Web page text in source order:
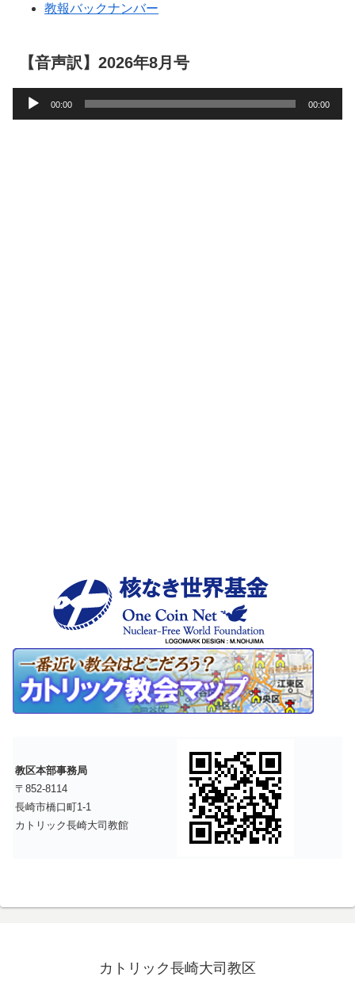
教報バックナンバー
【音声訳】2026年8月号
声
00:00 00:00
教区本部事務局
〒852-8114
長崎市橋口町1-1
カトリック長崎大司教館
カトリック長崎大司教区